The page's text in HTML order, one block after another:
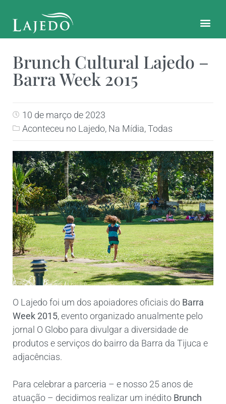
Brunch Cultural Lajedo –
Barra Week 2015
10 de março de 2023
Aconteceu no Lajedo, Na Mídia,Todas
O Lajedo foi um dos apoiadores oficiais do Barra
Week 2015, evento organizado anualmente pelo
jornal O Globo para divulgar a diversidade de
produtos e serviços do bairro da Barra da Tijuca e
adjacências.
Para celebrar a parceria – e nosso 25 anos de
atuação – decidimos realizar um inédito Brunch